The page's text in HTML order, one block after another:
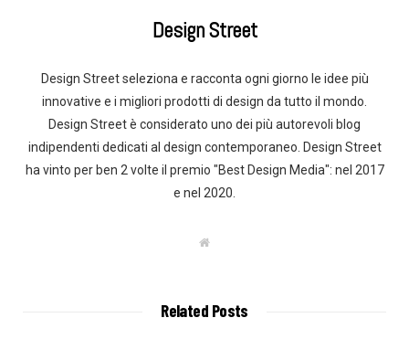
Design Street
Design Street seleziona e racconta ogni giorno le idee più
innovative e i migliori prodotti di design da tutto il mondo.
Design Street è considerato uno dei più autorevoli blog
indipendenti dedicati al design contemporaneo. Design Street
ha vinto per ben 2 volte il premio "Best Design Media": nel 2017
e nel 2020.
W
Related Posts